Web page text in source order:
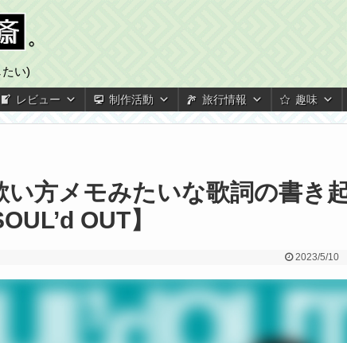
い)
レビュー 制作活動 旅行情報 趣味
い方メモみたいな歌詞の書き
OUT】
2023/5/10